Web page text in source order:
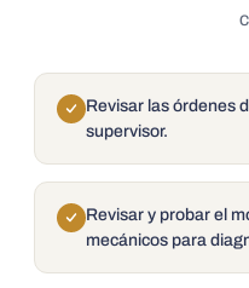
Revisar las órdenes
supervisor.
Revisar y probar el
mecánicos para